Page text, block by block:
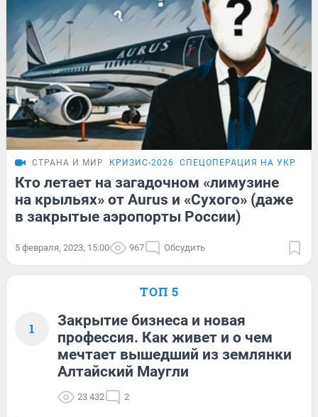
СТРАНА И МИР КРИЗИС-2026 СПЕЦОПЕРАЦИЯ НА
Кто летает на загадочном «лимузине
на крыльях» от Aurus и «Сухого» (даже
в закрытые аэропорты России)
5 февраля, 2023, 15:00 967 Обсудить
ТОП 5
1
Закрытие бизнеса и новая
профессия. Как живет и о чем
мечтает вышедший из землянки
Алтайский Маугли
23 432 2